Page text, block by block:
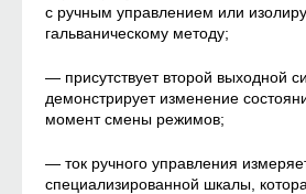
с ручным управлением или
гальваническому методу;
— присутствует второй выходной
демонстрирует изменение
момент смены режимов;
— ток ручного управления
специализированной шкалы,